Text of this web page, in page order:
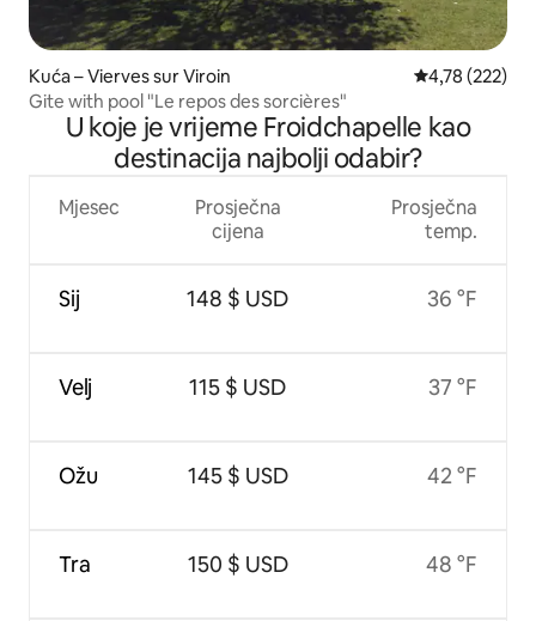
Kuća – Vierves sur Viroin Prosječna
4,78 (222)
Gite with pool "Le repos des sorcières"
U koje je vrijeme Froidchapelle kao
destinacija najbolji odabir?
Mjesec
Sij
Velj
Ožu
Tra
Prosječna
cijena
148 $ USD
115 $ USD
145 $ USD
150 $ USD
Prosječna
temp.
36 °F
37 °F
42 °F
48 °F